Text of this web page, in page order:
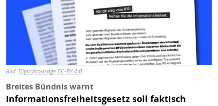
Bild:Digitalcourage CC-BY 4.0
Breites Bündnis warnt
Informationsfreiheitsgesetz soll faktisch